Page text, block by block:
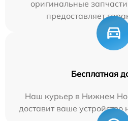
оригинальные
предоставляет
Бесплатная
Наш курьер в Нижнем
доставит ваше устройство